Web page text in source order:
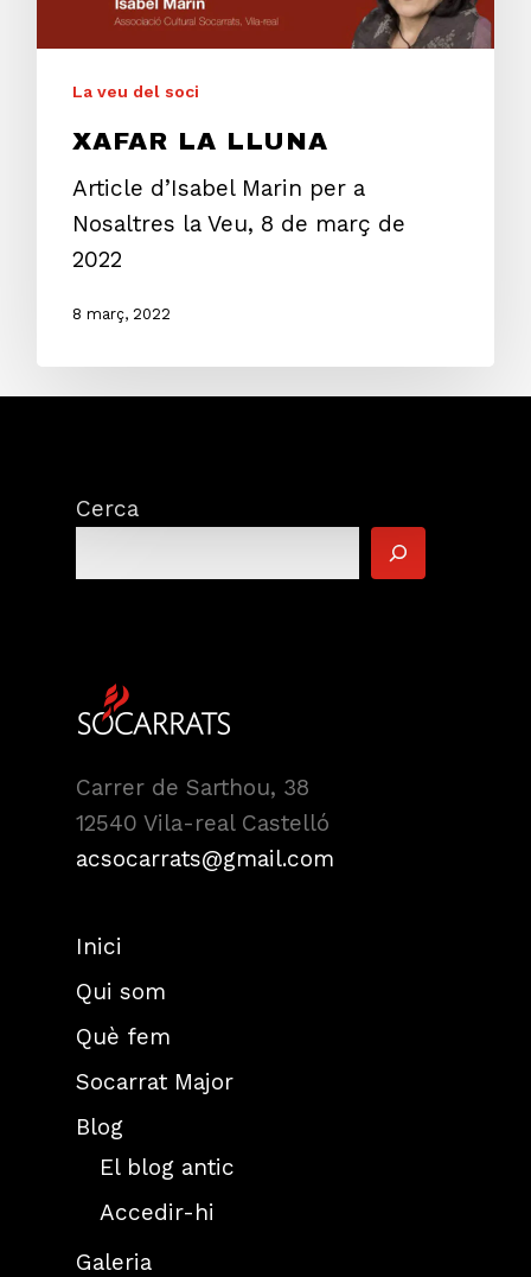
La veu del soci
XAFAR LA LLUNA
Article d’Isabel Marin per a
Nosaltres la Veu, 8 de març de
2022
8 març, 2022
Cerca
Carrer de Sarthou, 38
12540 Vila-real Castelló
acsocarrats@gmail.com
Inici
Qui som
Què fem
Socarrat Major
Blog
El blog antic
Accedir-hi
Galeria